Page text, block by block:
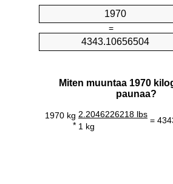
=
Miten muuntaa 1970
paunaa?
1970 kg
*
2.2046226218 lbs
=
1 kg